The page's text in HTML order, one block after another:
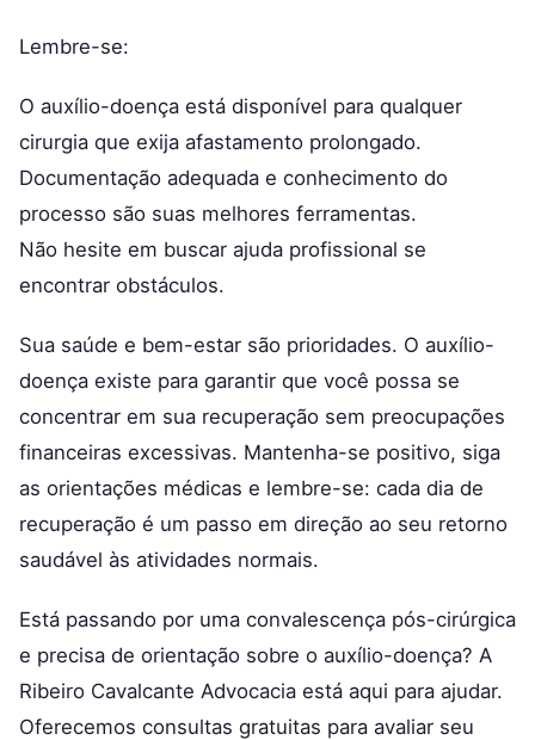
Lembre-se:
O auxílio-doença está disponível para qualquer
cirurgia que exija afastamento prolongado.
Documentação adequada e conhecimento do
processo são suas melhores ferramentas.
Não hesite em buscar ajuda profissional se
encontrar obstáculos.
Sua saúde e bem-estar são prioridades. O auxílio-
doença existe para garantir que você possa se
concentrar em sua recuperação sem preocupações
financeiras excessivas. Mantenha-se positivo, siga
as orientações médicas e lembre-se: cada dia de
recuperação é um passo em direção ao seu retorno
saudável às atividades normais.
Está passando por uma convalescença pós-cirúrgica
e precisa de orientação sobre o auxílio-doença? A
Ribeiro Cavalcante Advocacia está aqui para ajudar.
Oferecemos consultas gratuitas para avaliar seu